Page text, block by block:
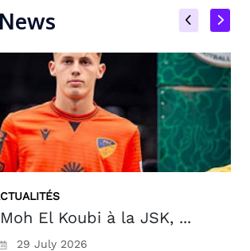
El Koubi à la JSK, ...
29 July 2026